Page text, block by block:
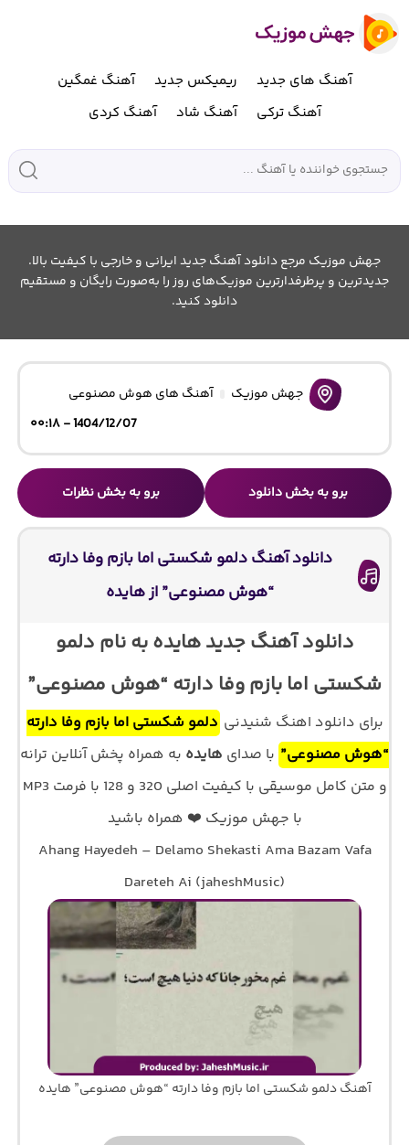
آهنگ های جدید ریمیکس جدید
آهنگ غمگین
آهنگ ترکی
آهنگ شاد آهنگ کردی
جهش موزیک مرجع دانلود آهنگ جدید ایرانی و خارجی با کیفیت بالا.
جدیدترین و پرطرفدارترین موزیک‌های روز را به‌صورت رایگان و مستقیم
دانلود کنید.
جهش موزیک
آهنگ های هوش مصنوعی
1404/12/07 - ۰۰:۱۸
برو به بخش دانلود برو به بخش نظرات
دانلود آهنگ دلمو شکستی اما بازم وفا دارته
“هوش مصنوعی” از هایده
دانلود آهنگ جدید هایده به نام دلمو
شکستی اما بازم وفا دارته “هوش مصنوعی”
برای دانلود اهنگ شنیدنی دلمو شکستی اما بازم وفا دارته
“هوش مصنوعی” با صدای هایده به همراه پخش آنلاین ترانه
و متن کامل موسیقی با کیفیت اصلی 320 و 128 با فرمت MP3
با جهش موزیک ❤️ همراه باشید
Ahang Hayedeh – Delamo Shekasti Ama Bazam Vafa
Dareteh Ai (jaheshMusic)
آهنگ دلمو شکستی اما بازم وفا دارته “هوش مصنوعی” هایده